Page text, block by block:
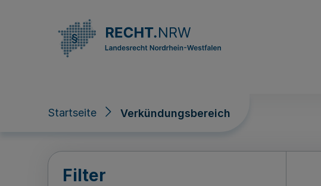
Startseite Verkündungsbereich
Verkündungsbereich
Filter